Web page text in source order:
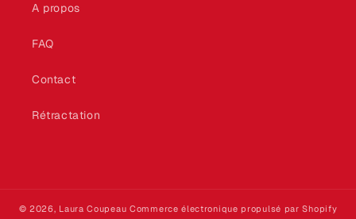
A propos
FAQ
Contact
Rétractation
© 2026, Laura Coupeau Commerce électronique propulsé par Shopify